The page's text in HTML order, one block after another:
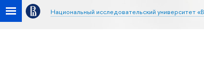
Национальный исследовательский университет